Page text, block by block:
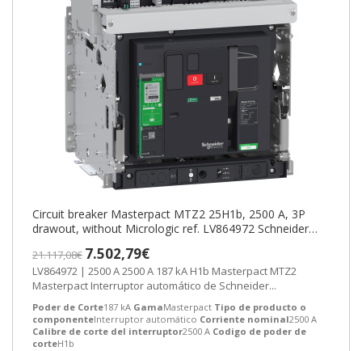
Circuit breaker Masterpact MTZ2 25H1b, 2500 A, 3P
drawout, without Micrologic ref. LV864972 Schneider
21.117,08€ 7.502,79€
LV864972 | 2500 A 2500 A 187 kA H1b Masterpact MTZ2
Masterpact Interruptor automático de Schneider...
Poder de Corte187 kA GamaMasterpact Tipo de producto o
componenteInterruptor automático Corriente nominal2500 A
Calibre de corte del interruptor2500 A Codigo de poder de
corteH1b